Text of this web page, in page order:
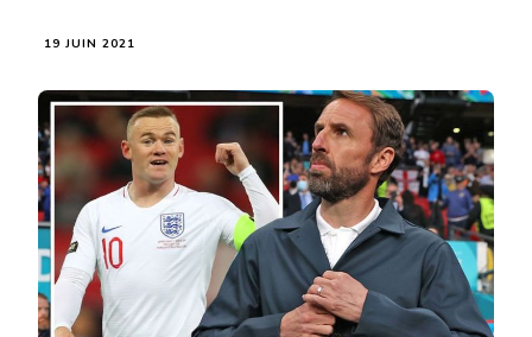
19 JUIN 2021